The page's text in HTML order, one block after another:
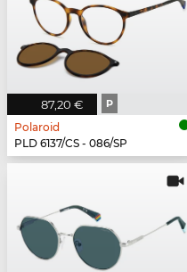
87,20 € P
Polaroid
PLD 6137/CS - 086/SP